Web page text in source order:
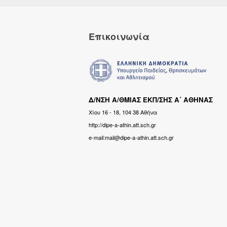
Επικοινωνία
Δ/ΝΣΗ Α/ΘΜΙΑΣ ΕΚΠ/ΣΗΣ Α΄ ΑΘΗΝΑΣ
Χίου 16 - 18, 104 38 Αθήνα
http://dipe-a-athin.att.sch.gr
e-mail:mail@dipe-a-athin.att.sch.gr